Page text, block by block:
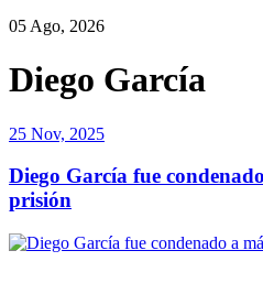
05 Ago, 2026
Diego García
25 Nov, 2025
Diego García fue
prisión